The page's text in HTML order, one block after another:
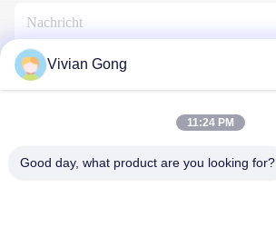
Vivian Gong
11:24 PM
Good day, what product are you looking for?